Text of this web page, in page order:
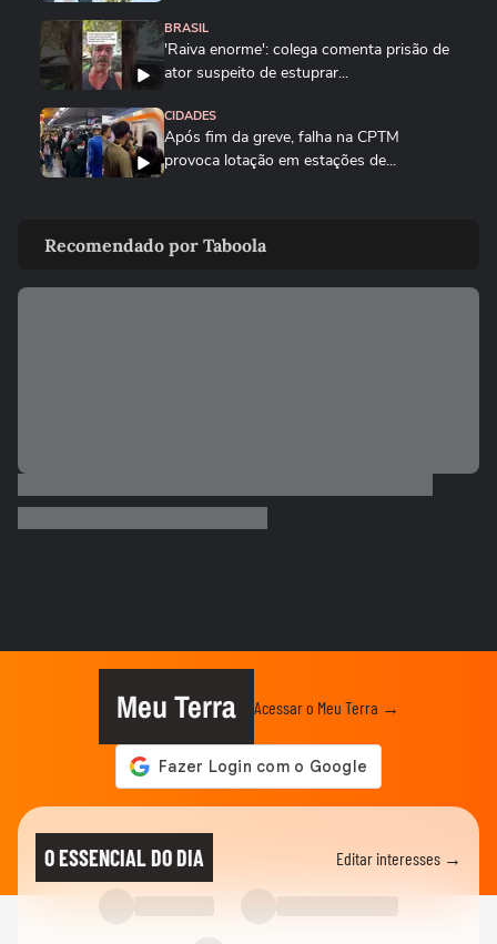
BRASIL
'Raiva enorme': colega comenta prisão de
ator suspeito de estuprar...
CIDADES
Após fim da greve, falha na CPTM
provoca lotação em estações de...
homem colocar fogo em...
CIDADES
já ocorreu e levou TSE a...
Ciclone bomba: Defesa Civil alerta para
ventos de até 100 km/h em...
Raio atinge estádio na Tailândia, mata um
jogador e deixa outros...
Vídeos mostram "nuvem de cogumelo"
Recomendado por Taboola
Meu Terra Acessar o Meu Terra →
O ESSENCIAL DO DIA Editar interesses →